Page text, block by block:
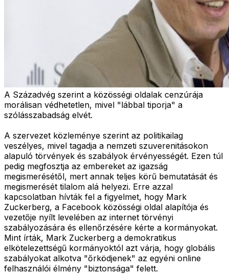
A Századvég szerint a közösségi oldalak cenzúrája
morálisan védhetetlen, mivel "lábbal tiporja" a
szólásszabadság elvét.
A szervezet közleménye szerint az politikailag
veszélyes, mivel tagadja a nemzeti szuverenitásokon
alapuló törvények és szabályok érvényességét. Ezen túl
pedig megfosztja az embereket az igazság
megismerésétől, mert annak teljes körű bemutatását és
megismerését tilalom alá helyezi. Erre azzal
kapcsolatban hívták fel a figyelmet, hogy Mark
Zuckerberg, a Facebook közösségi oldal alapítója és
vezetője nyílt levelében az internet törvényi
szabályozására és ellenőrzésére kérte a kormányokat.
Mint írták, Mark Zuckerberg a demokratikus
elkötelezettségű kormányoktól azt várja, hogy globális
szabályokat alkotva "őrködjenek" az egyéni online
felhasználói élmény "biztonsága" felett.